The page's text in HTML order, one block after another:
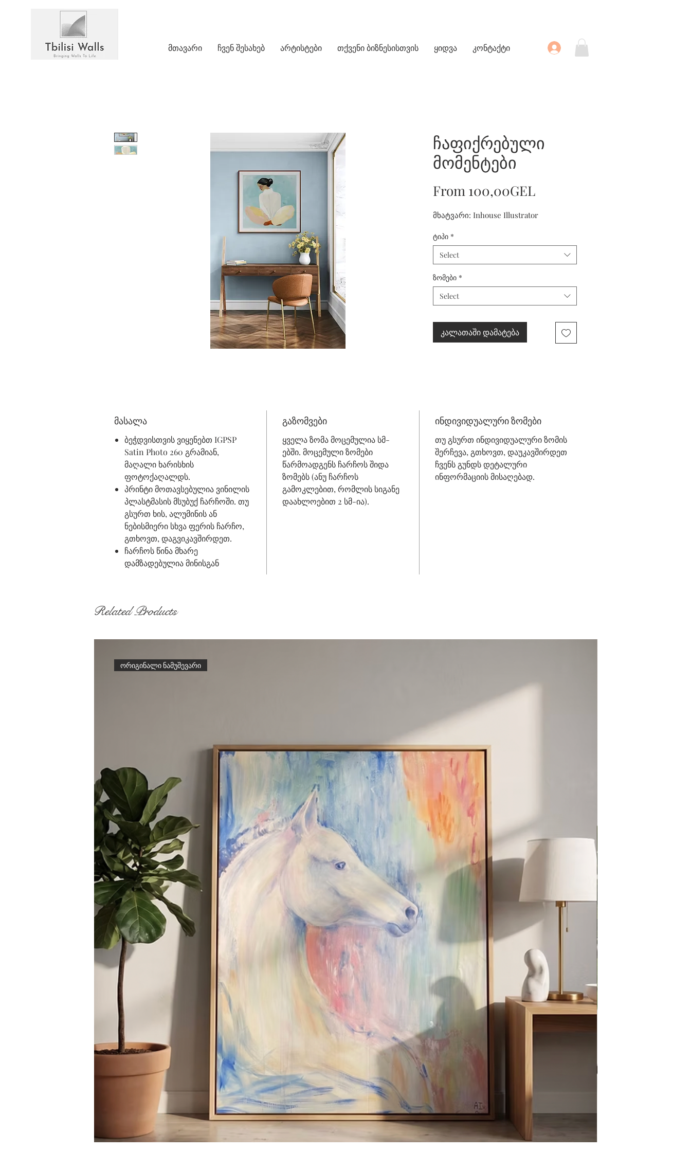
მთავარი ჩვენ შესახებ არტისტები თქვენი ბიზნესისთვის ყიდვა კონტაქტი
ჩაფიქრებული
მომენტები
From 100,00GELSale
მხატვარი: Inhouse Illustrator
ტიპი *
Select
ზომები *
Select
კალათაში დამატება
მასალა
ბეჭდვისთვის ვიყენებთ IGPSP
Satin Photo 260 გრამიან,
მაღალი ხარისხის
ფოტოქაღალდს.
პრინტი მოთავსებულია ვინილის
პლასტმასის მსუბუქ ჩარჩოში. თუ
გსურთ ხის, ალუმინის ან
ნებისმიერი სხვა ფერის ჩარჩო,
გთხოვთ, დაგვიკავშირდეთ.
ჩარჩოს წინა მხარე
დამზადებულია მინისგან
გაზომვები
ყველა ზომა მოცემულია სმ-
ებში. მოცემული ზომები
წარმოადგენს ჩარჩოს შიდა
ზომებს (ანუ ჩარჩოს
გამოკლებით, რომლის სიგანე
დაახლოებით 2 სმ-ია).
ინდივიდუალური ზომები
თუ გსურთ ინდივიდუალური ზომის
შერჩევა, გთხოვთ, დაუკავშირდეთ
ჩვენს გუნდს დეტალური
ინფორმაციის მისაღებად.
Related Products
ორიგინალი ნამუშევარი